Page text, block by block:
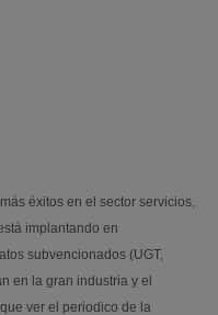
éxitos en el sector servicios,
implantando en
subvencionados (UGT,
en la gran industria y el
ver el periodico de la